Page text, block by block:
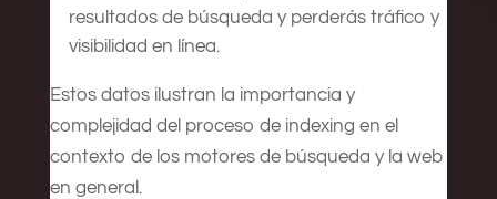
resultados de búsqueda y perderás tráfico y
visibilidad en línea.
Estos datos ilustran la importancia y
complejidad del proceso de indexing en el
contexto de los motores de búsqueda y la web
en general.